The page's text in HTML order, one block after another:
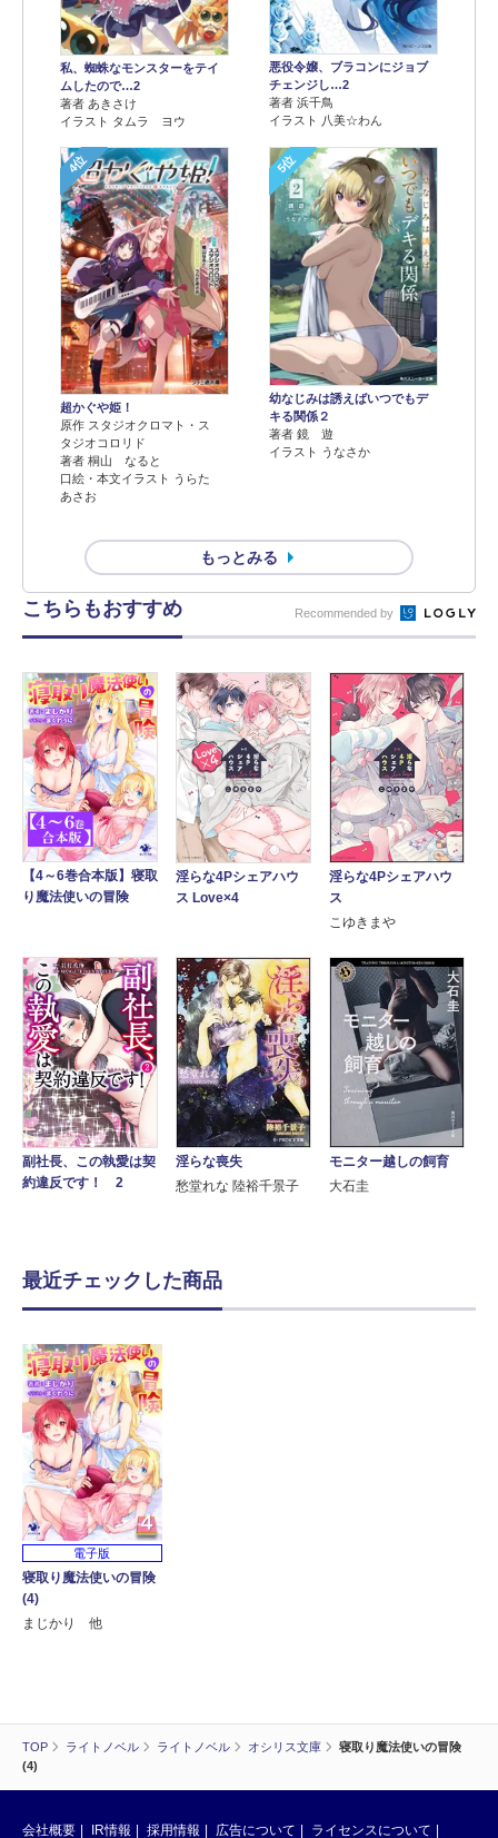
TOP ライトノベル ライトノベル オシリス文庫
寝取り魔法使いの冒険
(4)
私、蜘蛛なモンスターをテイ
ムしたので…2
著者 あきさけ
イラスト タムラ ヨウ
悪役令嬢、ブラコンにジョブ
チェンジし…2
著者 浜千鳥
イラスト 八美☆わん
4位
超かぐや姫！
原作 スタジオクロマト・ス
タジオコロリド
著者 桐山 なると
口絵・本文イラスト うらた
あさお
5位
幼なじみは誘えばいつでもデ
キる関係２
著者 鏡 遊
イラスト うなさか
もっとみる
こちらもおすすめ Recommended by
【4～6巻合本版】寝取
り魔法使いの冒険
淫らな4Pシェアハウ
ス Love×4
淫らな4Pシェアハウ
ス
こゆきまや
副社長、この執愛は契
約違反です！ 2
淫らな喪失
愁堂れな 陸裕千景子
モニター越しの飼育
大石圭
最近チェックした商品
電子版
寝取り魔法使いの冒険
(4)
まじかり 他
会社概要 IR情報 採用情報 広告について ライセンスについて